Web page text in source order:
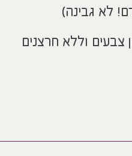
צבעים וללא חרצנים